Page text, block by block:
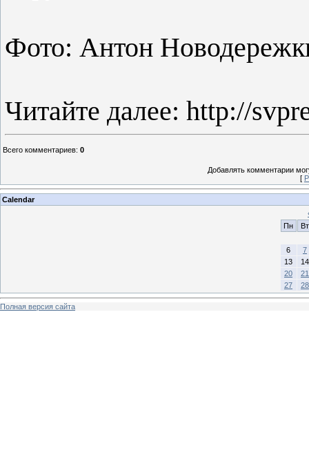
Фото: Антон
Читайте далее: http://
Всего комментариев: 0
Добавлять комментарии
[
Calendar
Пн
Вт
6
7
13
14
20
21
27
28
Полная версия сайта